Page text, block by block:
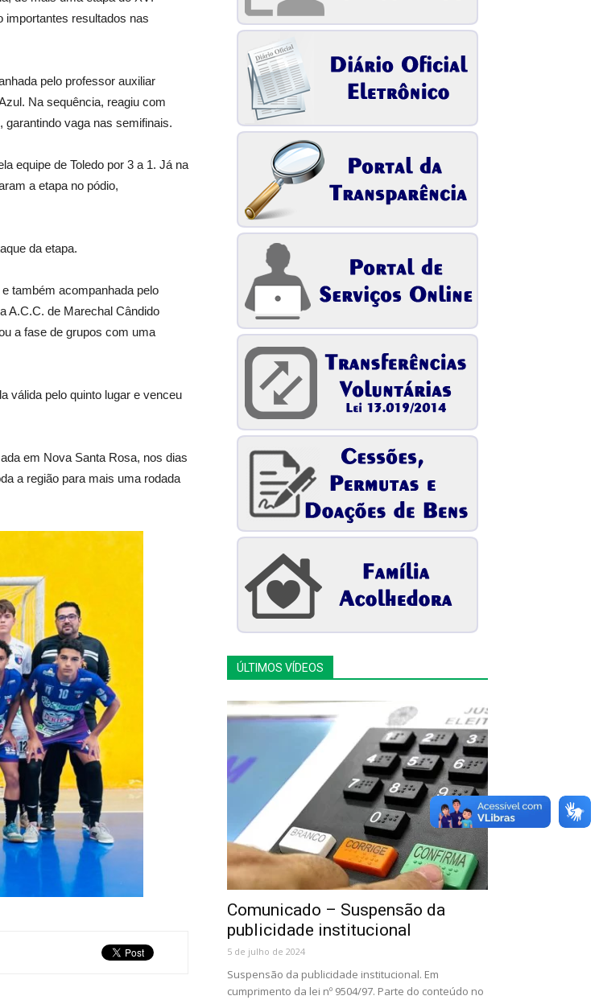
importantes resultados nas
pelo professor auxiliar
Na sequência, reagiu com
vaga nas semifinais.
equipe de Toledo por 3 a 1. Já na
a etapa no pódio,
da etapa.
também acompanhada pelo
A.C.C. de Marechal Cândido
a fase de grupos com uma
válida pelo quinto lugar e venceu
em Nova Santa Rosa, nos dias
a região para mais uma rodada
ÚLTIMOS VÍDEOS
Comunicado – Suspensão da
publicidade institucional
5 de julho de 2024
Suspensão da publicidade institucional. Em
cumprimento da lei nº 9504/97. Parte do conteúdo no